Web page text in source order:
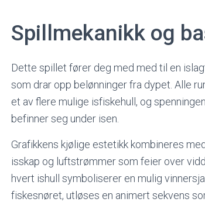
Spillmekanikk og
Dette spillet fører deg med med til en
som drar opp belønninger fra dypet. Alle
et av flere mulige isfiskehull, og
befinner seg under isen.
Grafikkens kjølige estetikk kombineres
isskap og luftstrømmer som feier over
hvert ishull symboliserer en mulig
fiskesnøret, utløses en animert sekvens